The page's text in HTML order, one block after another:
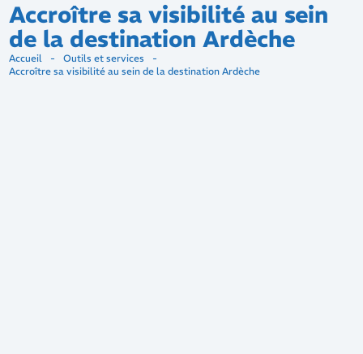
Accroître sa visibilité au sein
de la destination Ardèche
Accueil - Outils et services
-
Accroître sa visibilité au sein de la destination Ardèche